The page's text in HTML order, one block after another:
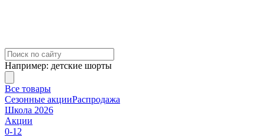
Например: детские шорты
Все товары
Сезонные акцииРаспродажа
Школа 2026
Акции
0-12